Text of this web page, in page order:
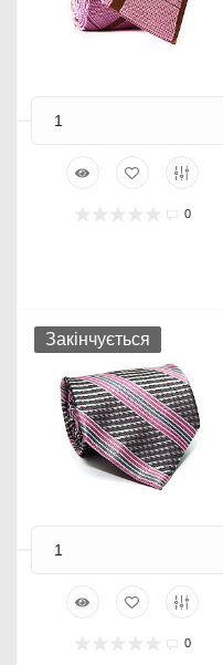
0
Закінчується
0